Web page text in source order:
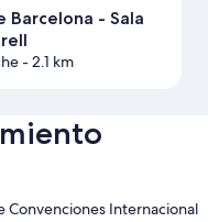
Barcelona - Sala
- 2.1 km
Internacional